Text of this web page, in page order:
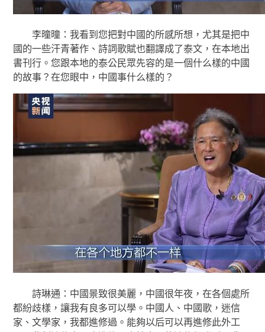
李曈曈：我看到您把對中國的所感所想，尤其是把中
國的一些汗青著作、詩詞歌賦也翻譯成了泰文，在本地出
書刊行。您跟本地的泰公民眾先容的是一個什么樣的中國
的故事？在您眼中，中國事什么樣的？
詩琳通：中國景致很美麗，中國很年夜，在各個處所
都紛歧樣，讓我有良多可以學。中國人、中國歌，迷信
家、文學家，我都進修過。能夠以后可以再進修此外工